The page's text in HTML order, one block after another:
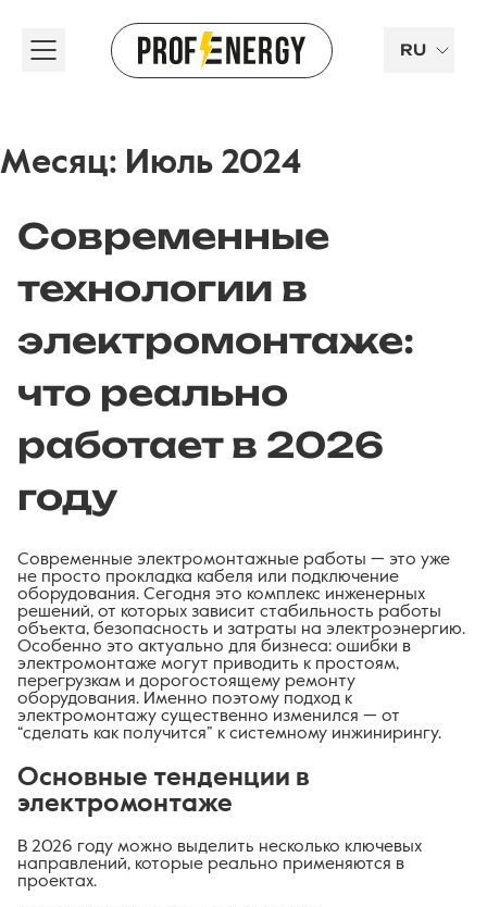
RU
Месяц: Июль 2024
Современные
технологии в
электромонтаже:
что реально
работает в 2026
году
Современные электромонтажные работы — это уже
не просто прокладка кабеля или подключение
оборудования. Сегодня это комплекс инженерных
решений, от которых зависит стабильность работы
объекта, безопасность и затраты на электроэнергию.
Особенно это актуально для бизнеса: ошибки в
электромонтаже могут приводить к простоям,
перегрузкам и дорогостоящему ремонту
оборудования. Именно поэтому подход к
электромонтажу существенно изменился — от
“сделать как получится” к системному инжинирингу.
Основные тенденции в
электромонтаже
В 2026 году можно выделить несколько ключевых
направлений, которые реально применяются в
проектах.